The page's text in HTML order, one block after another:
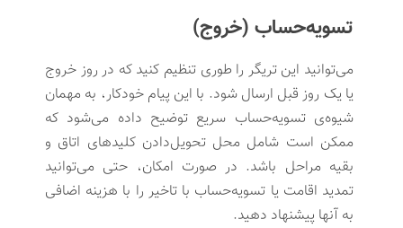
تسویه‌حساب (خروج)
می‌توانید این تریگر را طوری تنظیم کنید که در روز خروج
یا یک روز قبل ارسال شود. با این پیام خودکار، به مهمان
شیوه‌ی تسویه‌حساب سریع توضیح داده می‌شود که
ممکن است شامل محل تحویل‌دادن کلیدهای اتاق و
بقیه مراحل باشد. در صورت امکان، حتی می‌توانید
تمدید اقامت یا تسویه‌حساب با تاخیر را با هزینه اضافی
به آنها پیشنهاد دهید.